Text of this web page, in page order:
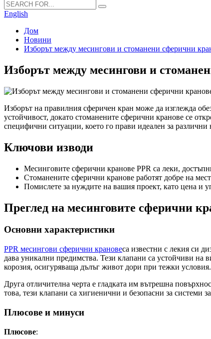
English
Дом
Новини
Изборът между месингови и стоманени сферични
Изборът между месингови и
Изборът на правилния сферичен кран може да изглежда
устойчивост, докато стоманените сферични кранове се
специфични ситуации, което го прави идеален за
Ключови изводи
Месинговите сферични кранове PPR са леки,
Стоманените сферични кранове работят добре на
Помислете за нуждите на вашия проект, като цена и
Преглед на месинговите сферични
Основни характеристики
PPR месингови сферични крановеса известни с лекия си
дава уникални предимства. Тези клапани са устойчиви на
корозия, осигуряваща дълъг живот дори при тежки условия.
Друга отличителна черта е гладката им вътрешна
това, тези клапани са хигиенични и безопасни за системи
Плюсове и минуси
Плюсове: